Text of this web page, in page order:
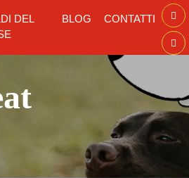
DEL
BLOG CONTATTI